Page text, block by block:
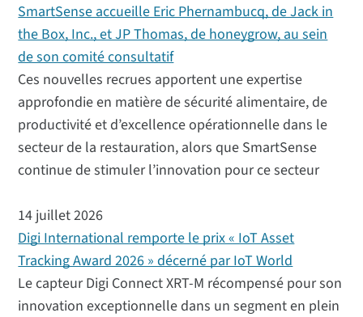
SmartSense accueille Eric Phernambucq, de Jack in
the Box, Inc., et JP Thomas, de honeygrow, au sein
de son comité consultatif
Ces nouvelles recrues apportent une expertise
approfondie en matière de sécurité alimentaire, de
productivité et d’excellence opérationnelle dans le
secteur de la restauration, alors que SmartSense
continue de stimuler l’innovation pour ce secteur
14 juillet 2026
Digi International remporte le prix « IoT Asset
Tracking Award 2026 » décerné par IoT World
Le capteur Digi Connect XRT-M récompensé pour son
innovation exceptionnelle dans un segment en plein